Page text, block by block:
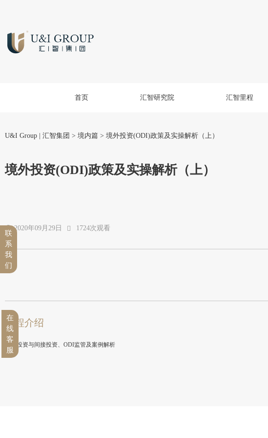
首页 汇智研究院 汇智里程
U&I Group | 汇智集团 > 境内篇 > 境外投资(ODI)政策及实操解析（上）
境外投资(ODI)政策及实操解析（上）
2020年09月29日 1724次观看
课程介绍
直接投资与间接投资、ODI监管及案例解析
联
系
我
们
在
线
客
服